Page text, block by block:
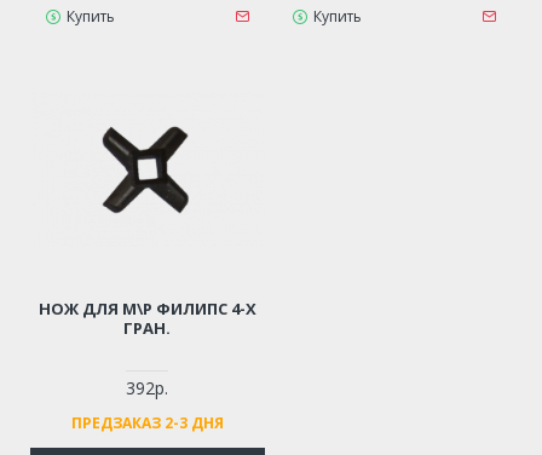
Купить Купить
НОЖ ДЛЯ М\Р ФИЛИПС 4-Х
ГРАН.
392р.
ПРЕДЗАКАЗ 2-3 ДНЯ